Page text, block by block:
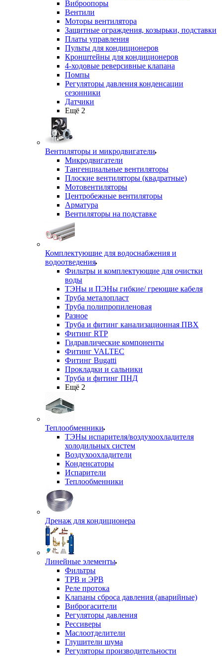
Виброопоры
Вентили
Моторы вентилятора
Защитные ограждения, козырьки, подставки
Платы управления
Пульты для кондиционеров
Кронштейны для кондиционеров
4-ходовые реверсивные клапана
Помпы
Регуляторы давления конденсации
сезонники
Датчики
Ещё 2
Вентиляторы и микродвигатели
Микродвигатели
Тангенциальные вентиляторы
Плоские вентиляторы (квадратные)
Мотовентиляторы
Центробежные вентиляторы
Арматура
Вентиляторы на подставке
Комплектующие для водоснабжения и
водоотведения
Фильтры и комплектующие для очистки
воды
ТЭНы и ПЭНы гибкие/ греющие кабеля
Труба металопласт
Труба полипропиленовая
Разное
Труба и фитинг канализационная ПВХ
Фитинг RTP
Гидравлические компоненты
Фитинг VALTEC
Фитинг Bugatti
Прокладки и сальники
Труба и фитинг ПНД
Ещё 2
Теплообменники
ТЭНы испарителя/воздухоохладителя
холодильных систем
Воздухоохладители
Конденсаторы
Испарители
Теплообменники
Дренаж для кондиционера
Линейные элементы
Фильтры
ТРВ и ЭРВ
Реле протока
Клапаны сброса давления (аварийные)
Виброгасители
Регуляторы давления
Рессиверы
Маслоотделители
Глушители шума
Регуляторы производительности